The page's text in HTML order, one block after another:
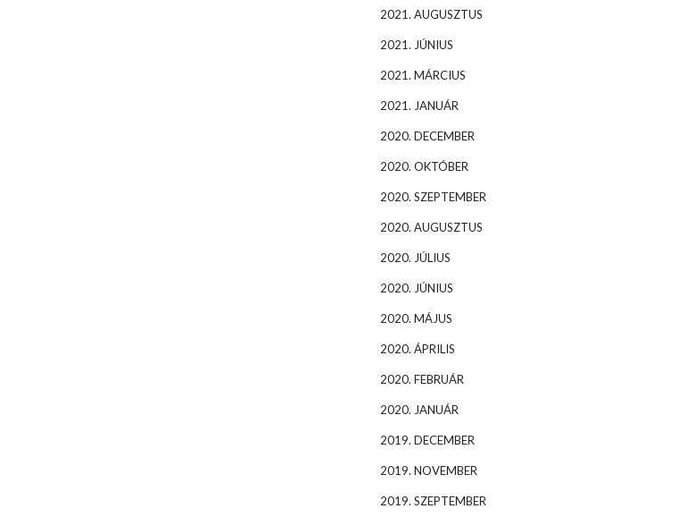
2021. AUGUSZTUS
2021. JÚNIUS
2021. MÁRCIUS
2021. JANUÁR
2020. DECEMBER
2020. OKTÓBER
2020. SZEPTEMBER
2020. AUGUSZTUS
2020. JÚLIUS
2020. JÚNIUS
2020. MÁJUS
2020. ÁPRILIS
2020. FEBRUÁR
2020. JANUÁR
2019. DECEMBER
2019. NOVEMBER
2019. SZEPTEMBER